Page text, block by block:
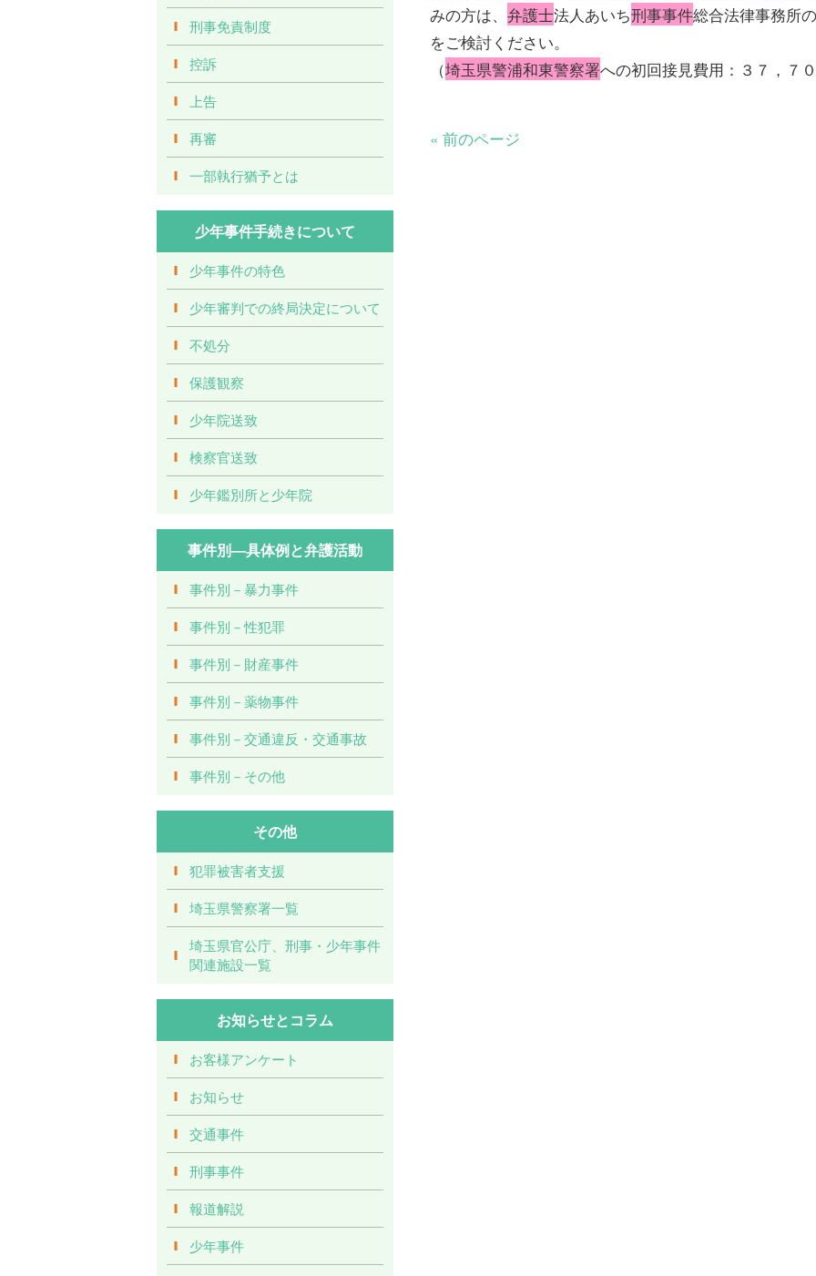
みの方は、 弁護士法人あいち刑事事件総合法律事務所
をご検討ください。
（埼玉県警浦和東警察署への初回接見費用：３７，７０
« 前のページ
刑事免責制度
控訴
上告
再審
一部執行猶予とは
少年事件手続きについて
少年事件の特色
少年審判での終局決定について
不処分
保護観察
少年院送致
検察官送致
少年鑑別所と少年院
事件別―具体例と弁護活動
事件別－暴力事件
事件別－性犯罪
事件別－財産事件
事件別－薬物事件
事件別－交通違反・交通事故
事件別－その他
その他
犯罪被害者支援
埼玉県警察署一覧
埼玉県官公庁、刑事・少年事件
関連施設一覧
お知らせとコラム
お客様アンケート
お知らせ
交通事件
刑事事件
報道解説
少年事件